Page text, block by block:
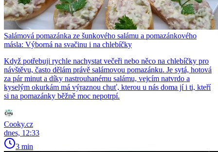
Salámová pomazánka ze šunkového salámu a pomazánkového
másla: Výborná na svačinu i na chlebíčky
Když potřebuji rychle nachystat večeři nebo něco na chlebíčky pro
návštěvu, často dělám právě salámovou pomazánku. Je sytá, hotová
za pár minut a díky nastrouhanému salámu, vejcím natvrdo a
kyselým okurkám má výraznou chuť, kterou u nás doma jí i ti, kteří
si na pomazánky běžně moc nepotrpí.
Cooky.cz
dnes, 12:33
3 min